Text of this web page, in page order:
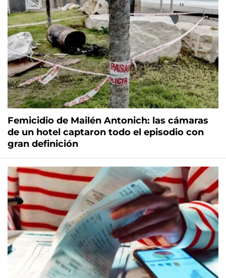
Femicidio de Mailén Antonich: las cámaras
de un hotel captaron todo el episodio con
gran definición